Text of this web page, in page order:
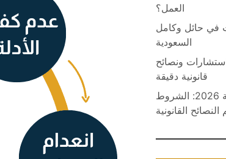
العمل؟
في حائل وكامل
السعودية
ونصائح
قانونية دقيقة
دليل تأسيس شركة في السعودية 2026: الشروط
القانونية